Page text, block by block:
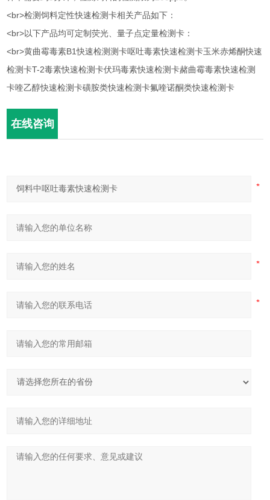
<br>检测饲料定性快速检测卡相关产品如下：
<br>以下产品均可定制荧光、量子点定量检测卡：
<br>黄曲霉毒素B1快速检测测卡呕吐毒素快速检测卡玉米赤烯酮快速
检测卡T-2毒素快速检测卡伏玛毒素快速检测卡赭曲霉毒素快速检测
卡喹乙醇快速检测卡磺胺类快速检测卡氟喹诺酮类快速检测卡
在线咨询